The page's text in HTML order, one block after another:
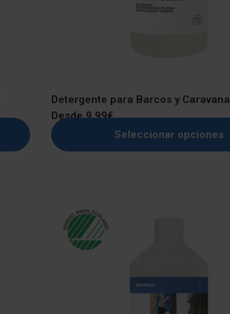
Detergente para Barcos y
Precio
regular
Desde 9,99€
Seleccionar opciones